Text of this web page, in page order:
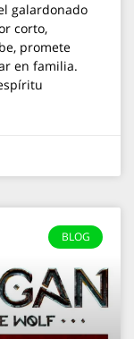
galardonado
corto,
promete
en familia.
BLOG